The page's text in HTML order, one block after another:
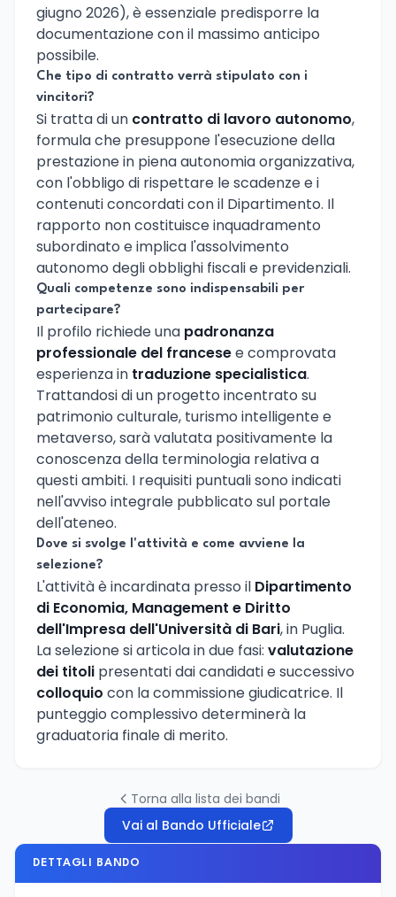
giugno 2026), è essenziale predisporre la
documentazione con il massimo anticipo
possibile.
Che tipo di contratto verrà stipulato con i
vincitori?
Si tratta di un contratto di lavoro autonomo,
formula che presuppone l'esecuzione della
prestazione in piena autonomia organizzativa,
con l'obbligo di rispettare le scadenze e i
contenuti concordati con il Dipartimento. Il
rapporto non costituisce inquadramento
subordinato e implica l'assolvimento
autonomo degli obblighi fiscali e previdenziali.
Quali competenze sono indispensabili per
partecipare?
Il profilo richiede una padronanza
professionale del francesee comprovata
esperienza in traduzione specialistica.
Trattandosi di un progetto incentrato su
patrimonio culturale, turismo intelligente e
metaverso, sarà valutata positivamente la
conoscenza della terminologia relativa a
questi ambiti. I requisiti puntuali sono indicati
nell'avviso integrale pubblicato sul portale
dell'ateneo.
Dove si svolge l'attività e come avviene la
selezione?
L'attività è incardinata presso il Dipartimento
di Economia, Management e Diritto
dell'Impresa dell'Università di Bari, in Puglia.
La selezione si articola in due fasi: valutazione
dei titoli presentati dai candidati e successivo
colloquio con la commissione giudicatrice. Il
punteggio complessivo determinerà la
graduatoria finale di merito.
Torna alla lista dei bandi
Vai al Bando Ufficiale
DETTAGLI BANDO